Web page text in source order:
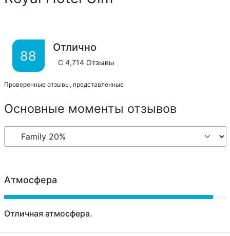
88
Отлично
С 4,714 Отзывы
Проверенные отзывы, представленные
Основные моменты отзывов
Атмосфера
Отличная атмосфера.